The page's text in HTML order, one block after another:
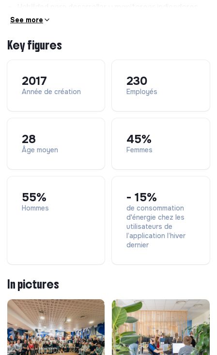
clave de desempeño (KPIs).
proyectos.
Orientación a resultados y actitud proactiva ante los
desafíos.
entornos dinámicos.
equipos multidisciplinares.
Organización y gestión del tiempo para manejar y
Autonomía y sentido de la responsabilidad
See more
Key figures
2017
Année de création
230
Employés
28
Âge moyen
45%
Femmes
55%
Hommes
- 15%
de consommation
d'énergie chez les
utilisateurs de
l’application l’hiver
dernier
In pictures